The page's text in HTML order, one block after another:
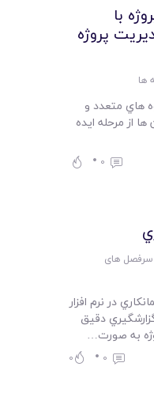
با
پروژه
ها
هاي متعدد و
از مرحله ايده
0
سرفصل های
در نرم افزار
دقيق
به صورت…
0
0